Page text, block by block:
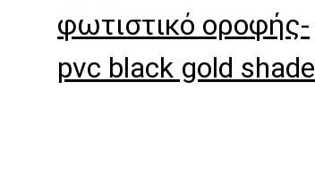
φωτιστικό οροφής-
pvc black gold shade